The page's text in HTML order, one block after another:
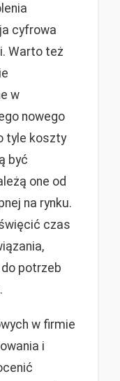
cyfrowa
Warto też
w
nowego
tyle koszty
być
one od
na rynku.
czas
potrzeb
w firmie
i